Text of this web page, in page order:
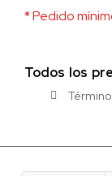
* Pedido
Todos los